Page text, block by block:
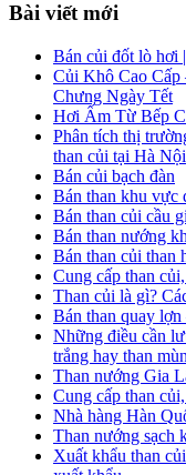
Bài viết mới
Bán củi đốt lò hơi
Củi Khô Cao
Chưng Ngày Tết
Hơi Ấm Từ Bếp
Phân tích thị
than củi tại Hà Nội
Bán củi bạch đàn
Bán than khu vực
Bán than củi cầu
Bán than nướng
Bán than củi than
Cung cấp than
Than củi là gì?
Bán than quay
Những điều cần
trắng hay than
Than nướng Gia
Cung cấp than
Nhà hàng Hàn
Than nướng
Xuất khẩu than